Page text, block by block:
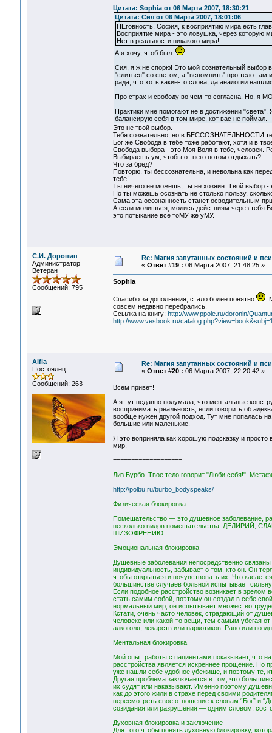
Цитата: Sophia от 06 Марта 2007, 18:30:21
Цитата: Сия от 06 Марта 2007, 18:01:06
НЕговность, София, к восприятию мира есть
Восприятие мира - это ловушка, через которую
Нет в реальности никакого мира!
А я хочу, чтоб был
Сия, я ж не спорю! Это мой сознательный выбор
"слиться" со светом, а "вспомнить" про тело там
рада, что хоть какие-то слова, да аналогии
Про страх и свободу во чем-то согласна. Но, я
Практики мне помогают не в достижении
балансирую себя в том мире, кот вас не поймал.
Это не твой выбор.
Тебя сознательно, но в БЕССОЗНАТЕЛЬНОСТИ
Бог же Свобода в тебе тоже работают, хотя и в
Свобода выбора - это Моя Воля в тебе, человек.
Выбираешь ум, чтобы от него потом отдыхать?
Что за бред?
Повторю, ты бессознательна, и невольна как
тебе!
Ты ничего не можешь, ты не хозяин. Твой выбор -
Но ты можешь осознать не столько пользу,
Сама эта осознанность станет осводительным
А если молишься, молись действиям через тебя
это потыкание все тоМУ же уМУ.
С.И. Доронин
Администратор
Ветеран
Сообщений: 795
Re: Магия запутанных состояний и
« Ответ #19 : 06 Марта 2007, 21:48:25 »
Sophia
Спасибо за дополнения, стало более понятно
.
совсем недавно перебрались.
Ссылка на книгу: http://www.ppole.ru/doronin/
http://www.vesbook.ru/
Alfia
Постоялец
Сообщений: 263
Re: Магия запутанных состояний и
« Ответ #20 : 06 Марта 2007, 22:20:42 »
Всем привет!
А я тут недавно подумала, что ментальные
воспринимать реальность, если говорить об
вообще нужен другой подход. Тут мне попалась
большие или маленькие.
Я это воприняла как хорошую подсказку и
мир.
===================
Лиз Бурбо. Твое тело говорит "Люби себя!".
http://polbu.ru/burbo_bodyspeaks/
Физическая блокировка
Помешательство — это душевное заболевание,
несколько видов помешательства:
ШИЗОФРЕНИЮ.
Эмоциональная блокировка
Душевные заболевания непосредственно
индивидуальность, забывает о том, кто он. Он
чтобы открыться и почувствовать их. Что
большинстве случаев больной испытывает
Если подобное расстройство возникает в зрелом
стать самим собой, поэтому он создал в себе
нормальный мир, он испытывает множество
Кстати, очень часто человек, страдающий от
человеке или какой-то вещи, тем самым убегая
алкоголя, лекарств или наркотиков. Рано или
Ментальная блокировка
Мой опыт работы с пациентами показывает, что
расстройства является искреннее прощение. Но
уже нашли себе удобное убежище, и поэтому те,
Другая проблема заключается в том, что
их судят или наказывают. Именно поэтому
как до этого жили в страхе перед своими
пересмотреть свое отношение к словам “Бог” и
созидания или разрушения — одним словом,
Духовная блокировка и заключение
Для того чтобы понять духовную блокировку,